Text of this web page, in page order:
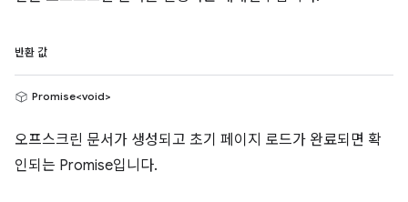
반환 값
Promise<void>
오프스크린 문서가 생성되고 초기 페이지 로드가 완료되면 확
인되는 Promise입니다.